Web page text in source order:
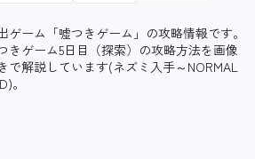
ゲーム「嘘つきゲーム」の攻略情報です。
きゲーム5日目（探索）の攻略方法を画像
で解説しています(ネズミ入手～NORMAL
。